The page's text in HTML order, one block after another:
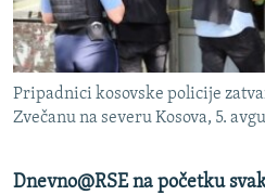
POPLAVE I KLIZIŠTA U BIH 2024.
TV LIBERTY
POST SCRIPTUM
TRI DECENIJE OD RATA U BIH
Sve RFE/RL stranice
Pripadnici kosovske policije
Zvečanu na severu Kosova, 5.
Dnevno@RSE na početku